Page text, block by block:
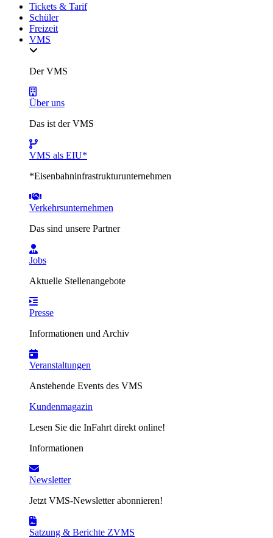
Tickets & Tarif
Schüler
Freizeit
VMS
Der VMS
Über uns
Das ist der VMS
VMS als EIU*
*Eisenbahninfrastrukturunternehmen
Verkehrsunternehmen
Das sind unsere Partner
Jobs
Aktuelle Stellenangebote
Presse
Informationen und Archiv
Veranstaltungen
Anstehende Events des VMS
Kundenmagazin
Lesen Sie die InFahrt direkt online!
Informationen
Newsletter
Jetzt VMS-Newsletter abonnieren!
Satzung & Berichte ZVMS